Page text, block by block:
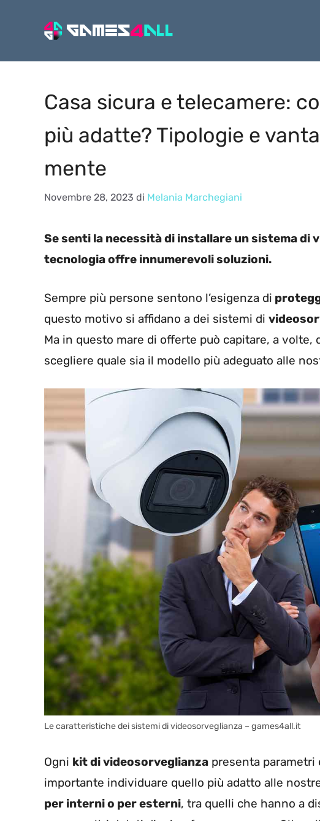
Casa sicura e telecamere:
più adatte? Tipologie e
mente
Novembre 28, 2023 di Melania Marchegiani
Se senti la necessità di installare un sistema di
tecnologia offre innumerevoli soluzioni.
Sempre più persone sentono l’esigenza di
questo motivo si affidano a dei sistemi di
Ma in questo mare di offerte può capitare, a volte,
scegliere quale sia il modello più adeguato alle
Le caratteristiche dei sistemi di videosorveglianza – games4all.it
Ogni kit di videosorveglianza presenta
importante individuare quello più adatto alle
per interni o per esterni, tra quelli che hanno a